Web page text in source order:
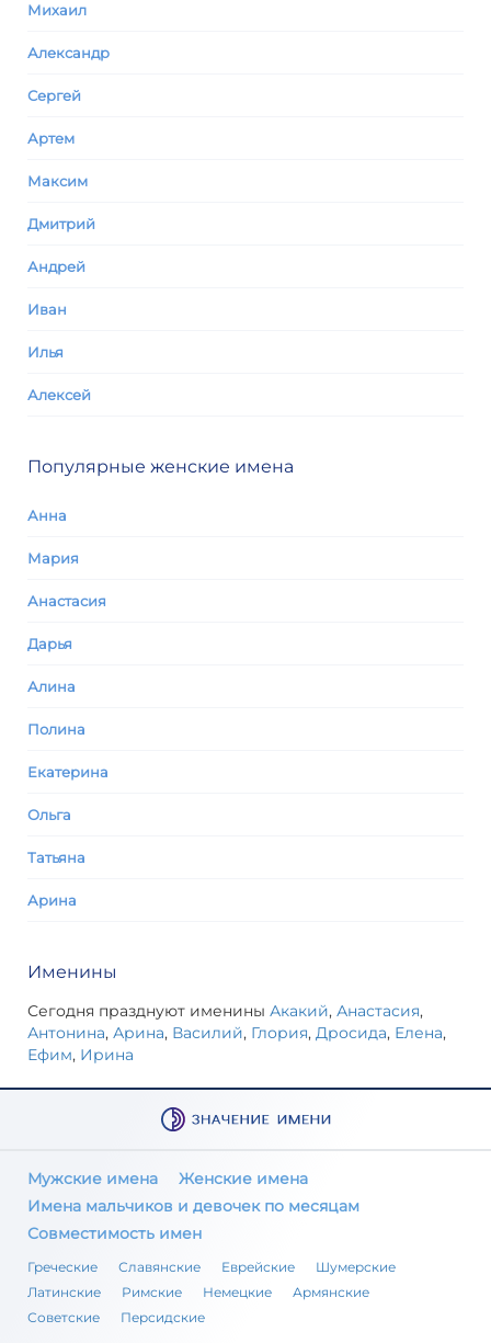
Михаил
Александр
Сергей
Артем
Максим
Дмитрий
Андрей
Иван
Илья
Алексей
Популярные женские имена
Анна
Мария
Анастасия
Дарья
Алина
Полина
Екатерина
Ольга
Татьяна
Арина
Именины
Сегодня празднуют именины Акакий, Анастасия,
Антонина, Арина, Василий, Глория, Дросида, Елена,
Ефим, Ирина
Мужские имена
Женские имена
Имена мальчиков и девочек по месяцам
Совместимость имен
Греческие Славянские Еврейские
Шумерские
Латинские
Римские Немецкие
Армянские
Советские
Персидские